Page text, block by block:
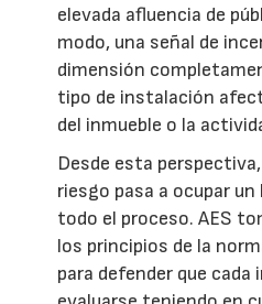
elevada afluencia de
modo, una señal de
dimensión
tipo de instalación
del inmueble o la
Desde esta
riesgo pasa a ocupar
todo el proceso. AES
los principios de la
para defender que cada